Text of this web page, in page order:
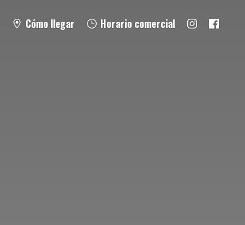
Cómo llegar Horario comercial